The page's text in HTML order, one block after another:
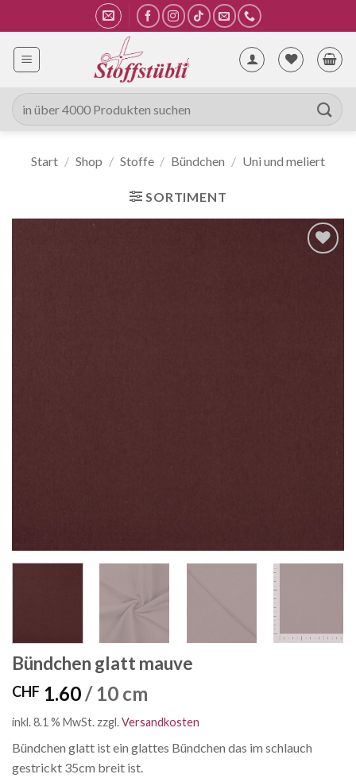
Inhalt
springen
Suche
nach:
Start / Shop / Stoffe / Bündchen / Uni und meliert
SORTIMENT
Bündchen glatt mauve
CHF 1.60/ 10 cm
inkl. 8.1 % MwSt. zzgl.Versandkosten
Bündchen glatt ist ein glattes Bündchen das im schlauch
gestrickt 35cm breit ist.